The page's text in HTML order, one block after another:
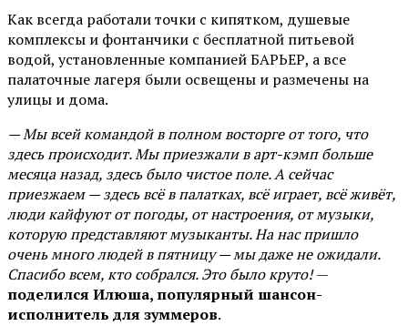
Как всегда работали точки с кипятком, душевые
комплексы и фонтанчики с бесплатной питьевой
водой, установленные компанией БАРЬЕР, а все
палаточные лагеря были освещены и размечены на
улицы и дома.
— Мы всей командой в полном восторге от того, что
здесь происходит. Мы приезжали в арт-кэмп больше
месяца назад, здесь было чистое поле. А сейчас
приезжаем — здесь всё в палатках, всё играет, всё живёт,
люди кайфуют от погоды, от настроения, от музыки,
которую представляют музыканты. На нас пришло
очень много людей в пятницу — мы даже не ожидали.
Спасибо всем, кто собрался. Это было круто!—
поделился Илюша, популярный шансон-
исполнитель для зуммеров.